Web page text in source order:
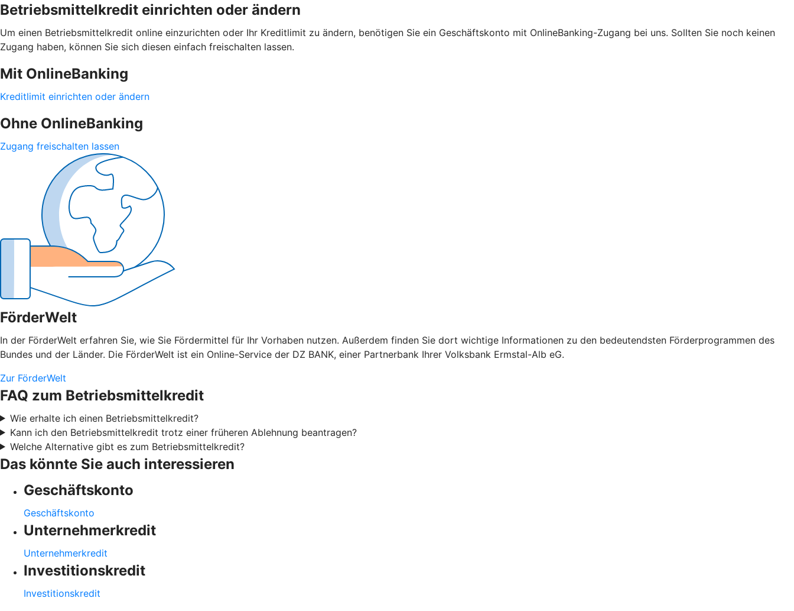
Betriebsmittelkredit einrichten oder ändern
Um einen Betriebsmittelkredit online einzurichten oder Ihr Kreditlimit zu ändern, benötigen Sie ein Geschäftskonto mit OnlineBanking-Zugang bei uns. Sollten Sie noch keinen
Zugang haben, können Sie sich diesen einfach freischalten lassen.
Mit OnlineBanking
Kreditlimit einrichten oder ändern
Ohne OnlineBanking
Zugang freischalten lassen
FörderWelt
In der FörderWelt erfahren Sie, wie Sie Fördermittel für Ihr Vorhaben nutzen. Außerdem finden Sie dort wichtige Informationen zu den bedeutendsten Förderprogrammen des
Bundes und der Länder. Die FörderWelt ist ein Online-Service der DZ BANK, einer Partnerbank Ihrer Volksbank Ermstal-Alb eG.
Zur FörderWelt
FAQ zum Betriebsmittelkredit
Wie erhalte ich einen Betriebsmittelkredit?
Kann ich den Betriebsmittelkredit trotz einer früheren Ablehnung beantragen?
Welche Alternative gibt es zum Betriebsmittelkredit?
Das könnte Sie auch interessieren
Geschäftskonto
Geschäftskonto
Unternehmerkredit
Unternehmerkredit
Investitionskredit
Investitionskredit